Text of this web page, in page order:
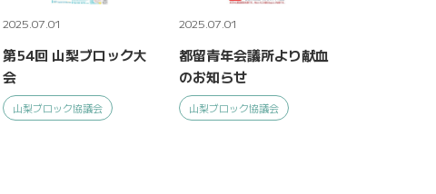
2025.07.01
第54回 山梨ブロック大
会
山梨ブロック協議会
2025.07.01
都留青年会議所より献血
のお知らせ
山梨ブロック協議会